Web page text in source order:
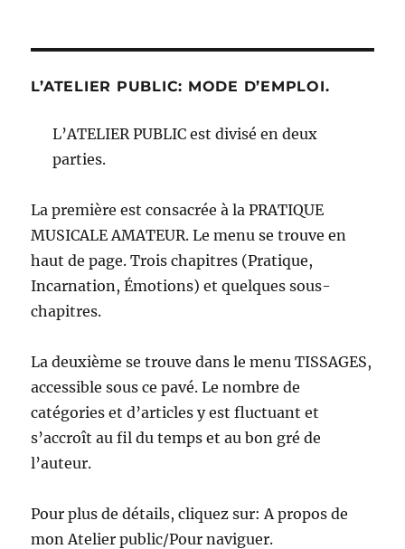
L’ATELIER PUBLIC: MODE D’EMPLOI.
L’ATELIER PUBLIC est divisé en deux
parties.
La première est consacrée à la PRATIQUE
MUSICALE AMATEUR. Le menu se trouve en
haut de page. Trois chapitres (Pratique,
Incarnation, Émotions) et quelques sous-
chapitres.
La deuxième se trouve dans le menu TISSAGES,
accessible sous ce pavé. Le nombre de
catégories et d’articles y est fluctuant et
s’accroît au fil du temps et au bon gré de
l’auteur.
Pour plus de détails, cliquez sur: A propos de
mon Atelier public/Pour naviguer.